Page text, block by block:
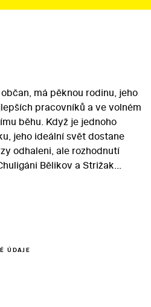
má pěknou rodinu, jeho
pracovníků a ve volném
běhu. Když je jednoho
jeho ideální svět dostane
odhaleni, ale rozhodnutí
Bělikov a Strižak
smířit.
vždy z aktuální
Nejinak tomu bylo i v
ÚDAJE